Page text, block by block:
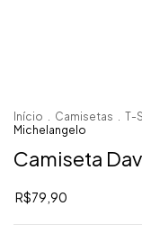
Início . Camisetas . T-
Michelangelo
Camiseta
R$79,90